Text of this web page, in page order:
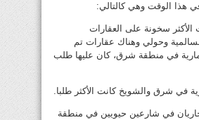
هذا الوقت وهي كالتالي:
الأكثر سخونة على العقارات
وحولي وهناك عقارات تم
في منطقة شرق، كان عليها طلب
في شرق والشويخ كانت الأكثر طلبا.
في شارعين حيويين في منطقة